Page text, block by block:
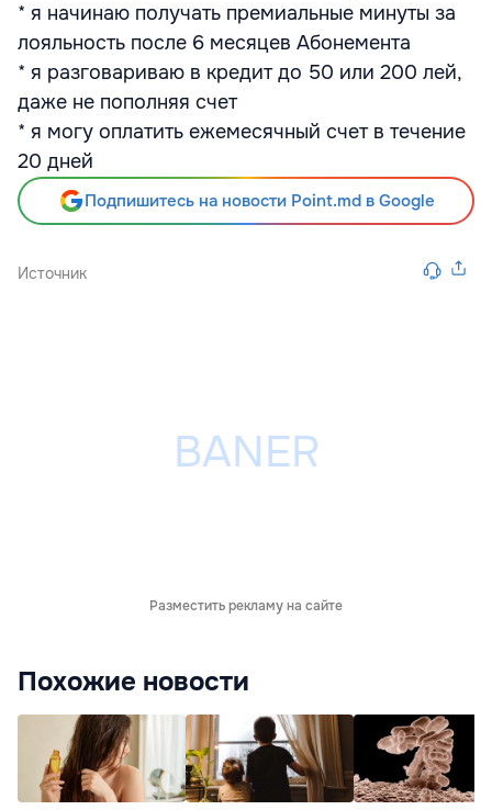
* я начинаю получать премиальные минуты за
лояльность после 6 месяцев Абонемента
* я разговариваю в кредит до 50 или 200 лей,
даже не пополняя счет
* я могу оплатить ежемесячный счет в течение
20 дней
Подпишитесь на новости Point.md в Google
Источник
Разместить рекламу на сайте
Похожие новости